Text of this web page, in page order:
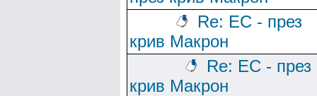
Re: ЕС - през
крив Макрон
Re: ЕС - през
крив Макрон